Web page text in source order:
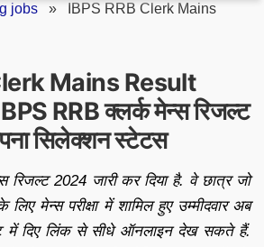
jobs »
IBPS RRB Clerk Mains
Mains Result
RRB क्लर्क मेन्स रिजल्ट
सिलेक्शन स्टेटस
2024 जारी कर दिया है. वे छात्र जो
मेन्स परीक्षा में शामिल हुए उम्मीदवार अब
में दिए लिंक से सीधे ऑनलाइन देख सकते हैं.